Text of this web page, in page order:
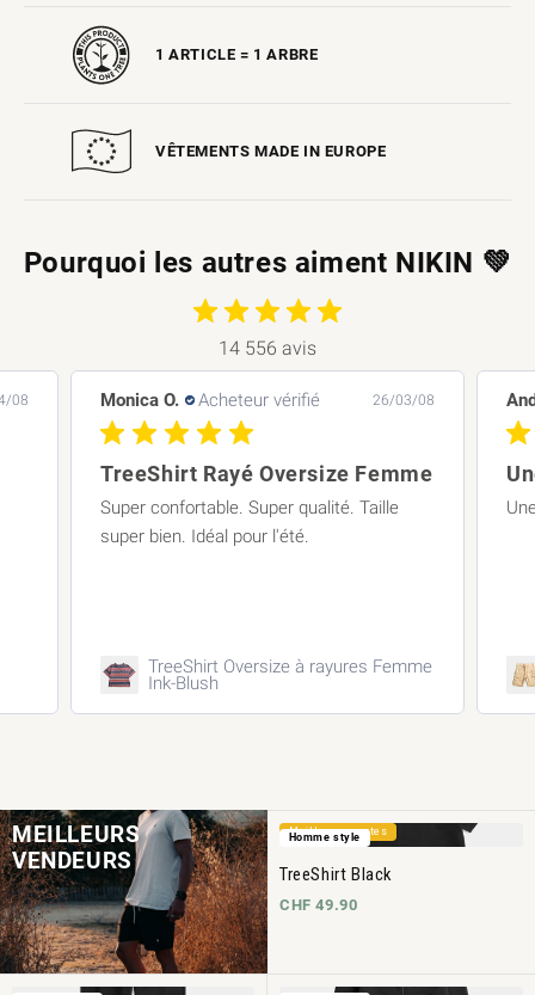
1 ARTICLE = 1 ARBRE
VÊTEMENTS MADE IN EUROPE
Pourquoi les autres aiment NIKIN 💚
14 556 avis
08 Andreas L. Acheteur vérifié 26/03/08
Une super couleur estivale !
Une super couleur estivale !
TreeShorts ReCotton Cargo Caramel
MEILLEURS
VENDEURS
Meilleures ventes
Homme style
TreeShirt Black
CHF 49.90